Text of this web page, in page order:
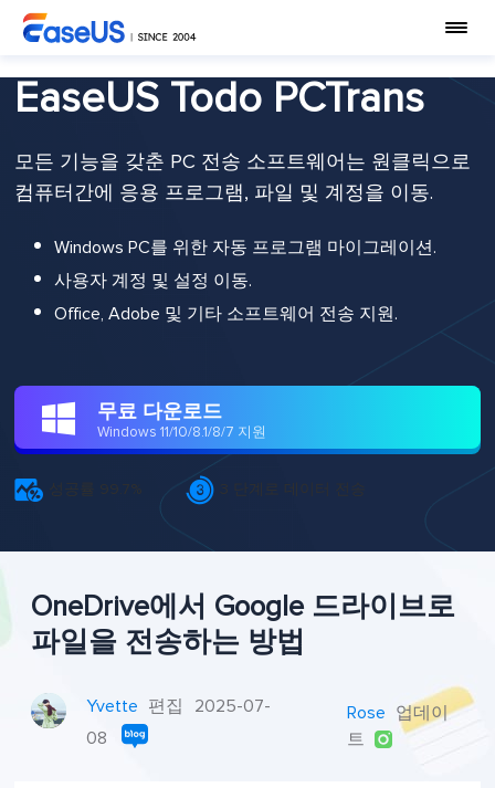
EaseUS Todo PCTrans
모든 기능을 갖춘 PC 전송 소프트웨어는 원클릭으로
컴퓨터간에 응용 프로그램, 파일 및 계정을 이동.
Windows PC를 위한 자동 프로그램 마이그레이션.
사용자 계정 및 설정 이동.
Office, Adobe 및 기타 소프트웨어 전송 지원.
 무료 다운로드
Windows 11/10/8.1/8/7 지원
 성공률 99.7% 
OneDrive에서 Google 드라이브로
파일을 전송하는 방법
Yvette 편집
2025-07-
08
Rose
업데이
트
